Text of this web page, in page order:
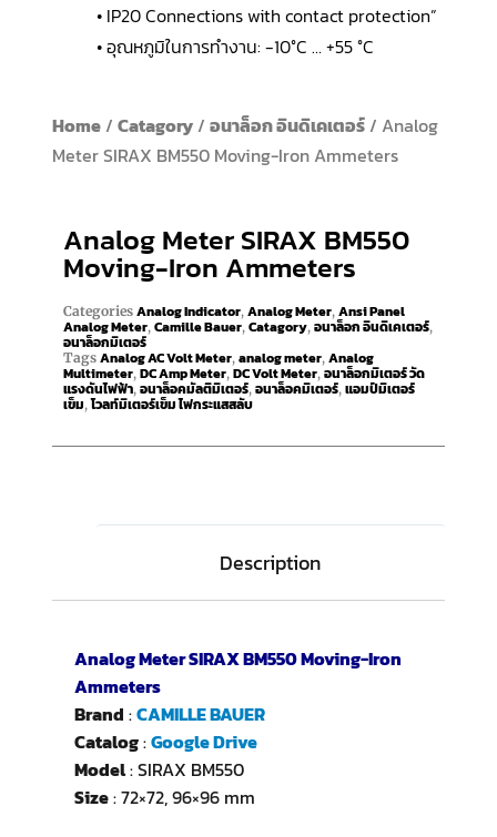
• IP20 Connections with contact protection”
• อุณหภูมิในการทำงาน: -10°C … +55 °C
Home/ Catagory/ อนาล็อก อินดิเคเตอร์/ Analog
Meter SIRAX BM550 Moving-Iron Ammeters
Analog Meter SIRAX BM550
Moving-Iron Ammeters
Categories Analog Indicator, Analog Meter, Ansi Panel
Analog Meter, Camille Bauer, Catagory, อนาล็อก อินดิเคเตอร์,
อนาล็อกมิเตอร์
Tags Analog AC Volt Meter, analog meter, Analog
Multimeter, DC Amp Meter, DC Volt Meter, อนาล็อกมิเตอร์ วัด
แรงดันไฟฟ้า, อนาล็อคมัลติมิเตอร์, อนาล็อคมิเตอร์, แอมป์มิเตอร์
เข็ม,โวลท์มิเตอร์เข็ม ไฟกระแสสลับ
Description
Analog Meter SIRAX BM550 Moving-Iron
Ammeters
Brand :CAMILLE BAUER
Catalog:Google Drive
Model: SIRAX BM550
Size: 72×72, 96×96 mm